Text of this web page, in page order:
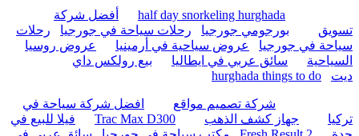
half day snorkeling hurghada
أفضل شركة
تسويق
بورجومي جورجيا رحلات سياحة في جورجيا
رحلات
سياحة في جورجيا
عروض سياحية في أرمينيا
عروض روسيا
السياحية
سائق عربي في ايطاليا
بيع رولكس داي
ديت
hurghada things to do
شركة تصميم مواقع
افضل شركة سياحة في
تركيا
جهاز كشف الذهب Trac Max D300
فيلا للبيع في